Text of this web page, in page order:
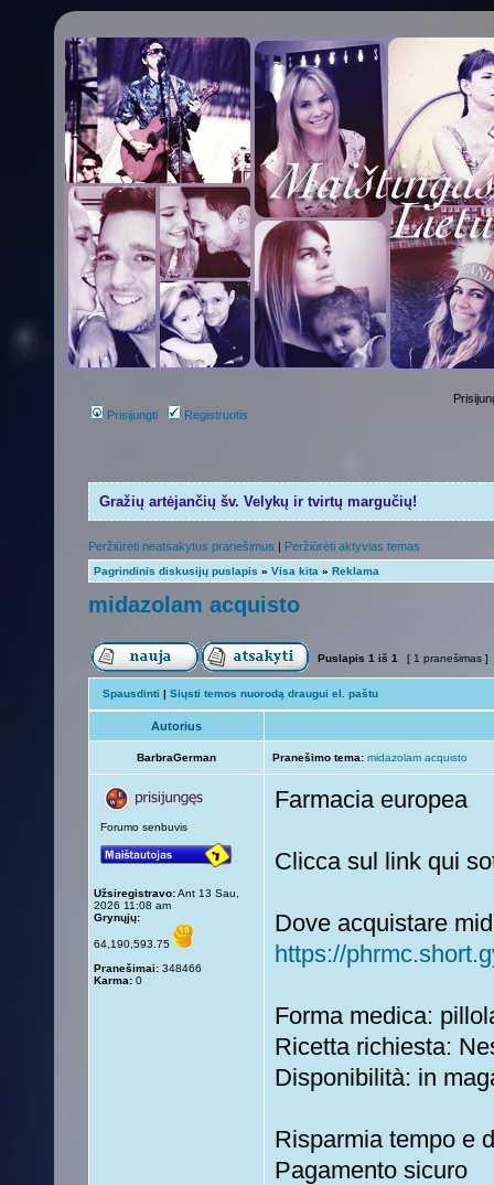
Prisijungti Registruotis
Gražių artėjančių šv. Velykų ir tvirtų margučių!
Peržiūrėti neatsakytus pranešimus | Peržiūrėti aktyvias temas
Pagrindinis diskusijų puslapis » Visa kita » Reklama
midazolam acquisto
Puslapis 1 iš 1 [ 1 pranešimas ]
Spausdinti | Siųsti temos nuorodą draugui el. paštu
Autorius
BarbraGerman Pranešimo tema: midazolam acquisto
Forumo senbuvis
Užsiregistravo:Ant 13 Sau,
2026 11:08 am
Grynųjų:
64,190,593.75
Pranešimai: 348466
Karma: 0
Farmacia europea
Clicca sul link qui
Dove acquistare
https://
Forma medica:
Ricetta richiesta:
Disponibilità: in
Risparmia tempo e
Pagamento sicuro